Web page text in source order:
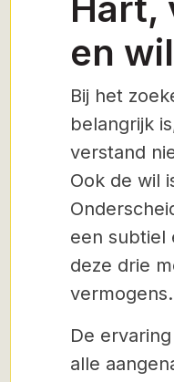
en wil
Bij het
belangrijk
verstand
Ook de wil
een subtiel
deze drie
vermogens.
De
alle